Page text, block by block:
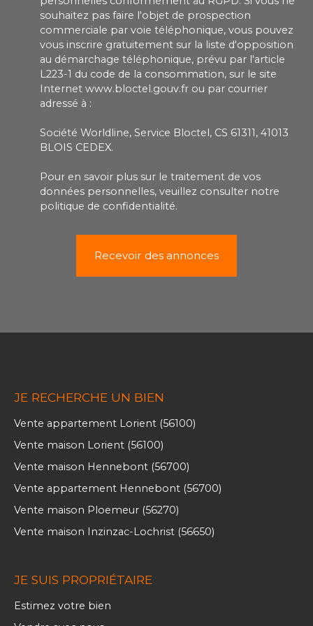
visite, vous pouvez contacter M. Alexander au 07
49 23 47 90.
souhaitez pas faire l'objet de prospection
commerciale par voie téléphonique, vous pouvez
vous inscrire gratuitement sur la liste d'opposition
au démarchage téléphonique, prévu par l'article
L223-1 du code de la consommation, sur le site
Internet www.bloctel.gouv.fr ou par courrier
adressé à :
Société Worldline, Service Bloctel, CS 61311, 41013
BLOIS CEDEX.
Pour en savoir plus sur le traitement de vos
données personnelles, veuillez consulter notre
politique de confidentialité.
Recevoir des annonces
JE RECHERCHE UN BIEN
Vente appartement Lorient (56100)
Vente maison Lorient (56100)
Vente maison Hennebont (56700)
Vente appartement Hennebont (56700)
Vente maison Ploemeur (56270)
Vente maison Inzinzac-Lochrist (56650)
JE SUIS PROPRIÉTAIRE
Estimez votre bien